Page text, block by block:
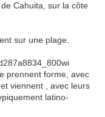
Cahuita, sur la côte
Rica.
sur une plage.
prennent forme, avec
viennent , avec leurs
latino-